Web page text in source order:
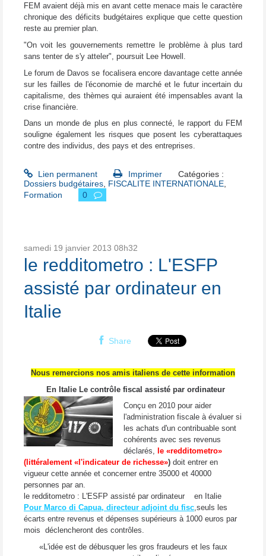
FEM avaient déjà mis en avant cette menace mais le caractère
chronique des déficits budgétaires explique que cette question
reste au premier plan.
"On voit les gouvernements remettre le problème à plus tard
sans tenter de s'y atteler", poursuit Lee Howell.
Le forum de Davos se focalisera encore davantage cette année
sur les failles de l'économie de marché et le futur incertain du
capitalisme, des thèmes qui auraient été impensables avant la
crise financière.
Dans un monde de plus en plus connecté, le rapport du FEM
souligne également les risques que posent les cyberattaques
contre des individus, des pays et des entreprises.
Lien permanent Imprimer
Catégories :
Dossiers budgétaires FISCALITE INTERNATIONALE
Formation
0
samedi 19 janvier 2013 08h32
le redditometro : L'ESFP
assisté par ordinateur en
Italie
Share
Nous remercions nos amis italiens de cette information
En Italie Le contrôle fiscal assisté par ordinateur
Conçu en 2010 pour aider
l'administration fiscale à évaluer si
les achats d'un contribuable sont
cohérents avec ses revenus
déclarés, le «redditometro»
(littéralement «l'indicateur de richesse») doit entrer en
vigueur cette année et concerner entre 35000 et 40000
personnes par an.
le redditometro : L'ESFP assisté par ordinateur en Italie
Pour Marco di Capua, directeur adjoint du fisc,seuls les
écarts entre revenus et dépenses supérieurs à 1000 euros par
mois déclencheront des contrôles.
«L'idée est de débusquer les gros fraudeurs et les faux